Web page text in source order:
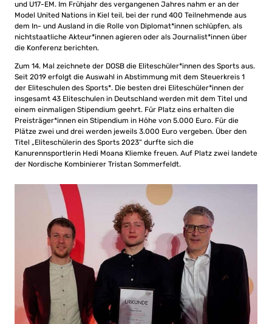
und U17-EM. Im Frühjahr des vergangenen Jahres nahm er an der
Model United Nations in Kiel teil, bei der rund 400 Teilnehmende aus
dem In- und Ausland in die Rolle von Diplomat*innen schlüpfen, als
nichtstaatliche Akteur*innen agieren oder als Journalist*innen über
die Konferenz berichten.
Zum 14. Mal zeichnete der DOSB die Eliteschüler*innen des Sports aus.
Seit 2019 erfolgt die Auswahl in Abstimmung mit dem Steuerkreis 1
der Eliteschulen des Sports*. Die besten drei Eliteschüler*innen der
insgesamt 43 Eliteschulen in Deutschland werden mit dem Titel und
einem einmaligen Stipendium geehrt. Für Platz eins erhalten die
Preisträger*innen ein Stipendium in Höhe von 5.000 Euro. Für die
Plätze zwei und drei werden jeweils 3.000 Euro vergeben. Über den
Titel „Eliteschülerin des Sports 2023“ durfte sich die
Kanurennsportlerin Hedi Moana Kliemke freuen. Auf Platz zwei landete
der Nordische Kombinierer Tristan Sommerfeldt.